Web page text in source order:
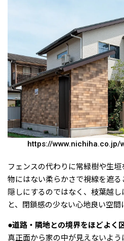
https://
フェンスの代わりに常緑樹や生
物にはない柔らかさで視線を遮る
隠しにするのではなく、枝葉越
と、閉鎖感の少ない心地良い空間
●道路・隣地との境界をほどよく
真正面から家の中が見えないよ